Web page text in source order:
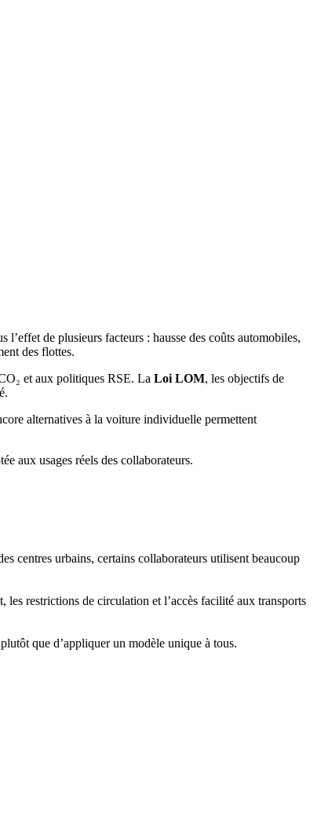
de plusieurs facteurs : hausse des coûts automobiles,
des flottes.
et aux politiques RSE. La Loi LOM, les objectifs de
alternatives à la voiture individuelle permettent
aux usages réels des collaborateurs.
centres urbains, certains collaborateurs utilisent beaucoup
restrictions de circulation et l’accès facilité aux transports
que d’appliquer un modèle unique à tous.